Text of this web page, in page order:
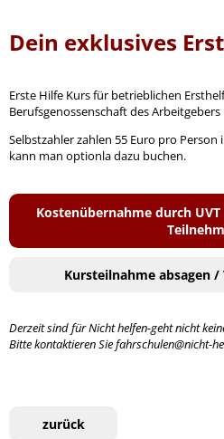
Dein exklusives
Erste Hilfe Kurs für betrieblichen
Berufsgenossenschaft des
Selbstzahler zahlen 55 Euro pro Person
kann man optionla dazu buchen.
Kostenübernahme durch
Kursteilnahme absagen
Derzeit sind für Nicht helfen-geht nicht
Bitte kontaktieren Sie fahrschulen@nicht-
zurück